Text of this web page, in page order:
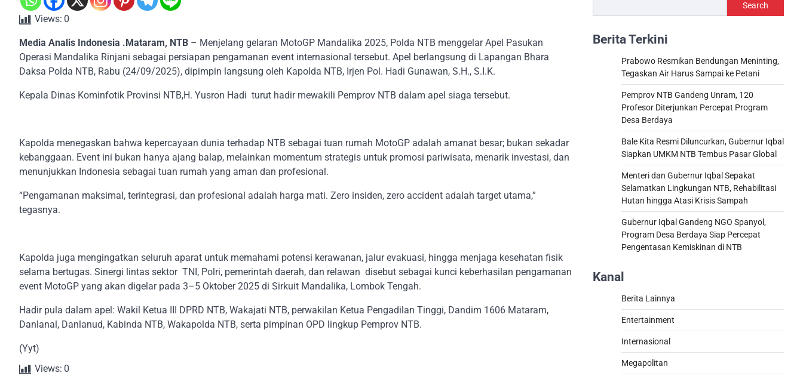
Views: 0
Media Analis Indonesia .Mataram, NTB – Menjelang gelaran MotoGP Mandalika 2025, Polda NTB menggelar Apel Pasukan
Operasi Mandalika Rinjani sebagai persiapan pengamanan event internasional tersebut. Apel berlangsung di Lapangan Bhara
Daksa Polda NTB, Rabu (24/09/2025), dipimpin langsung oleh Kapolda NTB, Irjen Pol. Hadi Gunawan, S.H., S.I.K.
Kepala Dinas Kominfotik Provinsi NTB,H. Yusron Hadi turut hadir mewakili Pemprov NTB dalam apel siaga tersebut.
Kapolda menegaskan bahwa kepercayaan dunia terhadap NTB sebagai tuan rumah MotoGP adalah amanat besar; bukan sekadar
kebanggaan. Event ini bukan hanya ajang balap, melainkan momentum strategis untuk promosi pariwisata, menarik investasi, dan
menunjukkan Indonesia sebagai tuan rumah yang aman dan profesional.
“Pengamanan maksimal, terintegrasi, dan profesional adalah harga mati. Zero insiden, zero accident adalah target utama,”
tegasnya.
Kapolda juga mengingatkan seluruh aparat untuk memahami potensi kerawanan, jalur evakuasi, hingga menjaga kesehatan fisik
selama bertugas. Sinergi lintas sektor TNI, Polri, pemerintah daerah, dan relawan disebut sebagai kunci keberhasilan pengamanan
event MotoGP yang akan digelar pada 3–5 Oktober 2025 di Sirkuit Mandalika, Lombok Tengah.
Hadir pula dalam apel: Wakil Ketua III DPRD NTB, Wakajati NTB, perwakilan Ketua Pengadilan Tinggi, Dandim 1606 Mataram,
Danlanal, Danlanud, Kabinda NTB, Wakapolda NTB, serta pimpinan OPD lingkup Pemprov NTB.
(Yyt)
Views: 0
Search
Berita Terkini
Prabowo Resmikan Bendungan Meninting,
Tegaskan Air Harus Sampai ke Petani
Pemprov NTB Gandeng Unram, 120
Profesor Diterjunkan Percepat Program
Desa Berdaya
Bale Kita Resmi Diluncurkan, Gubernur Iqbal
Siapkan UMKM NTB Tembus Pasar Global
Menteri dan Gubernur Iqbal Sepakat
Selamatkan Lingkungan NTB, Rehabilitasi
Hutan hingga Atasi Krisis Sampah
Gubernur Iqbal Gandeng NGO Spanyol,
Program Desa Berdaya Siap Percepat
Pengentasan Kemiskinan di NTB
Kanal
Berita Lainnya
Entertainment
Internasional
Megapolitan